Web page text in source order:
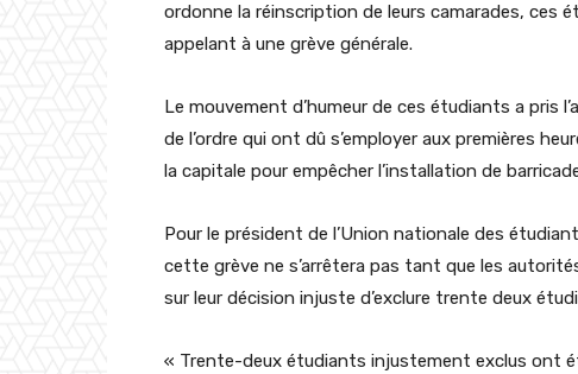
ordonne la réinscription de leurs camarades, ces
appelant à une grève générale.
Le mouvement d’humeur de ces étudiants a pris
de l’ordre qui ont dû s’employer aux premières
la capitale pour empêcher l’installation de
Pour le président de l’Union nationale des
cette grève ne s’arrêtera pas tant que les
sur leur décision injuste d’exclure trente deux
« Trente-deux étudiants injustement exclus ont